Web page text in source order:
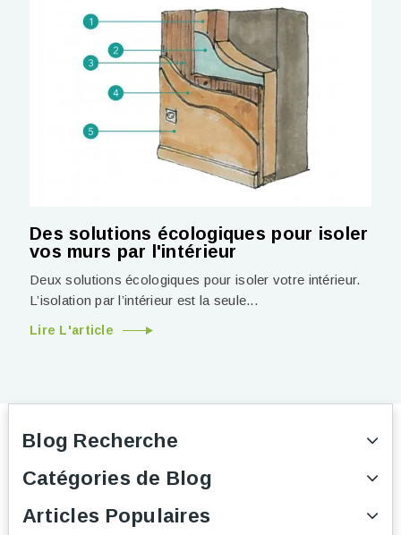
Des solutions écologiques pour isoler
vos murs par l'intérieur
Deux solutions écologiques pour isoler votre intérieur.
L’isolation par l’intérieur est la seule...
Lire L'article
Blog Recherche
Catégories de Blog
Articles Populaires